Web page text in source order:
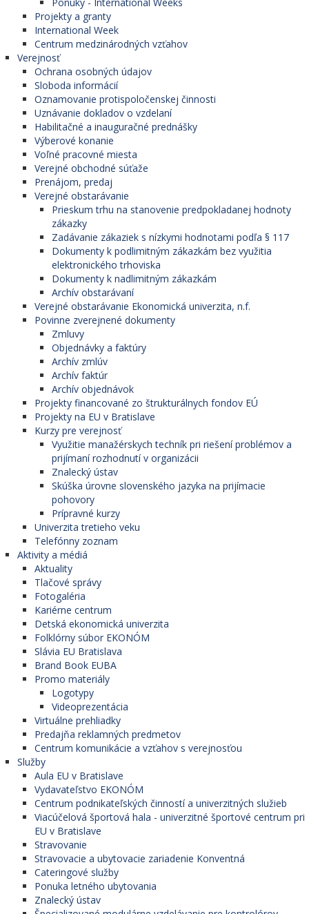
Projekty a granty
International Week
Centrum medzinárodných vzťahov
Verejnosť
Ochrana osobných údajov
Sloboda informácií
Oznamovanie protispoločenskej činnosti
Uznávanie dokladov o vzdelaní
Habilitačné a inauguračné prednášky
Výberové konanie
Voľné pracovné miesta
Verejné obchodné súťaže
Prenájom, predaj
Verejné obstarávanie
Prieskum trhu na stanovenie predpokladanej hodnoty
zákazky
Zadávanie zákaziek s nízkymi hodnotami podľa § 117
Dokumenty k podlimitným zákazkám bez využitia
elektronického trhoviska
Dokumenty k nadlimitným zákazkám
Archív obstarávaní
Verejné obstarávanie Ekonomická univerzita, n.f.
Povinne zverejnené dokumenty
Zmluvy
Objednávky a faktúry
Archív zmlúv
Archív faktúr
Archív objednávok
Projekty financované zo štrukturálnych fondov EÚ
Projekty na EU v Bratislave
Kurzy pre verejnosť
Využitie manažérskych techník pri riešení problémov a
prijímaní rozhodnutí v organizácii
Znalecký ústav
Skúška úrovne slovenského jazyka na prijímacie
pohovory
Prípravné kurzy
Univerzita tretieho veku
Telefónny zoznam
Aktivity a médiá
Aktuality
Tlačové správy
Fotogaléria
Kariérne centrum
Detská ekonomická univerzita
Folklórny súbor EKONÓM
Slávia EU Bratislava
Brand Book EUBA
Promo materiály
Logotypy
Videoprezentácia
Virtuálne prehliadky
Predajňa reklamných predmetov
Centrum komunikácie a vzťahov s verejnosťou
Služby
Aula EU v Bratislave
Vydavateľstvo EKONÓM
Centrum podnikateľských činností a univerzitných služieb
Viacúčelová športová hala - univerzitné športové centrum pri
EU v Bratislave
Stravovanie
Stravovacie a ubytovacie zariadenie Konventná
Cateringové služby
Ponuka letného ubytovania
Znalecký ústav